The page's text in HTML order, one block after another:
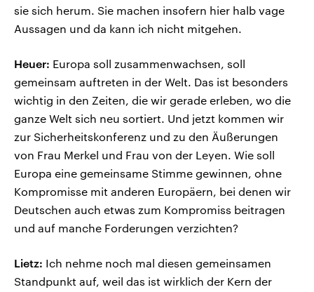
sie sich herum. Sie machen insofern hier halb vage
Aussagen und da kann ich nicht mitgehen.
Heuer: Europa soll zusammenwachsen, soll
gemeinsam auftreten in der Welt. Das ist besonders
wichtig in den Zeiten, die wir gerade erleben, wo die
ganze Welt sich neu sortiert. Und jetzt kommen wir
zur Sicherheitskonferenz und zu den Äußerungen
von Frau Merkel und Frau von der Leyen. Wie soll
Europa eine gemeinsame Stimme gewinnen, ohne
Kompromisse mit anderen Europäern, bei denen wir
Deutschen auch etwas zum Kompromiss beitragen
und auf manche Forderungen verzichten?
Lietz: Ich nehme noch mal diesen gemeinsamen
Standpunkt auf, weil das ist wirklich der Kern der